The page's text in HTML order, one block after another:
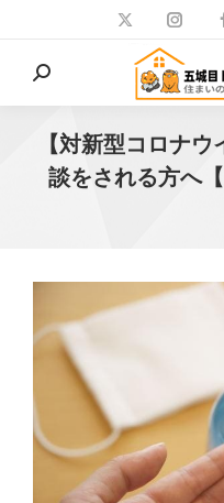
検
索:
【対新型コロナ
談をされる方へ